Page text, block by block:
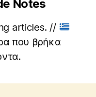
Notes
articles. //
που βρήκα